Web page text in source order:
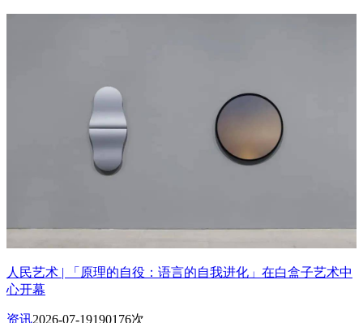
人民艺术 | 「原理的自役：语言的自我进化」在白盒子艺术中
心开幕
资讯2026-07-19190176次